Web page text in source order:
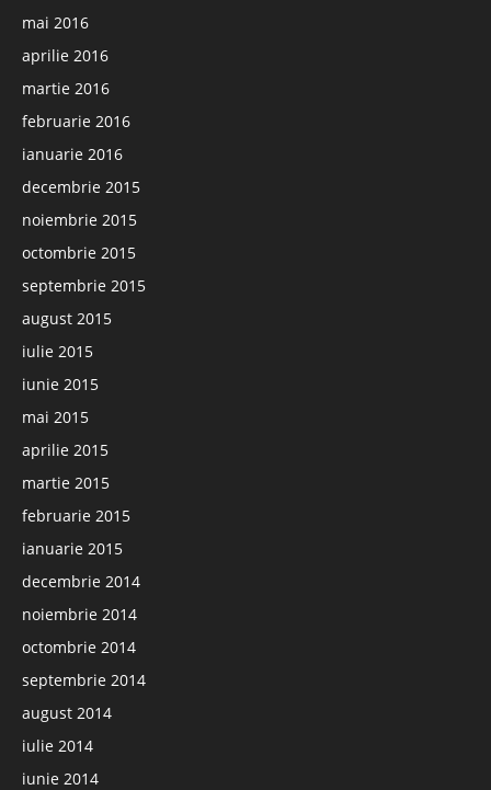
mai 2016
aprilie 2016
martie 2016
februarie 2016
ianuarie 2016
decembrie 2015
noiembrie 2015
octombrie 2015
septembrie 2015
august 2015
iulie 2015
iunie 2015
mai 2015
aprilie 2015
martie 2015
februarie 2015
ianuarie 2015
decembrie 2014
noiembrie 2014
octombrie 2014
septembrie 2014
august 2014
iulie 2014
iunie 2014